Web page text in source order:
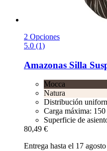
2 Opciones
5.0 (1)
Amazonas Silla
Mocca
Natura
Distribución
Carga máxima:
Superficie de
80,49 €
Entrega hasta el 17 agosto